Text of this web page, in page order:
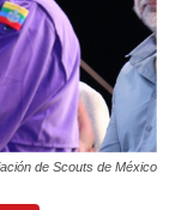
de Scouts de México